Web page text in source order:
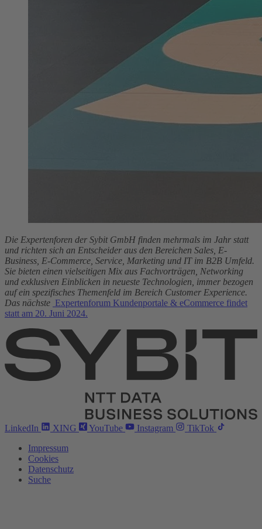
Die Experten­foren der Sybit GmbH finden mehrmals im Jahr statt
und richten sich an Entscheider aus den Bereichen Sales, E-
Business, E-Commerce, Service, Marketing und IT im B2B Umfeld.
Sie bieten einen vielseitigen Mix aus Fachvorträgen, Networking
und exklusiven Einblicken in neueste Technologien, immer bezogen
auf ein spezifisches Themenfeld im Bereich Customer Experience.
Das nächste Experten­forum Kunden­portale & eCommerce findet
statt am 20. Juni 2024.
LinkedIn XING YouTube Instagram
TikTok
Impressum
Cookies
Datenschutz
Suche